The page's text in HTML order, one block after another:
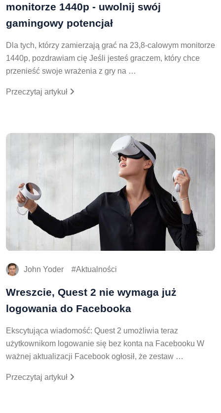
monitorze 1440p - uwolnij swój
gamingowy potencjał
Dla tych, którzy zamierzają grać na 23,8-calowym monitorze
1440p, pozdrawiam cię Jeśli jesteś graczem, który chce
przenieść swoje wrażenia z gry na …
Przeczytaj artykuł
John Yoder Aktualności
Wreszcie, Quest 2 nie wymaga już
logowania do Facebooka
Ekscytująca wiadomość: Quest 2 umożliwia teraz
użytkownikom logowanie się bez konta na Facebooku W
ważnej aktualizacji Facebook ogłosił, że zestaw …
Przeczytaj artykuł